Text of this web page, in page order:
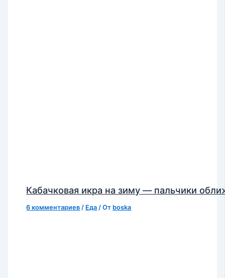
Кабачковая икра на зиму — пальчики
6 комментариев / Еда / От boska